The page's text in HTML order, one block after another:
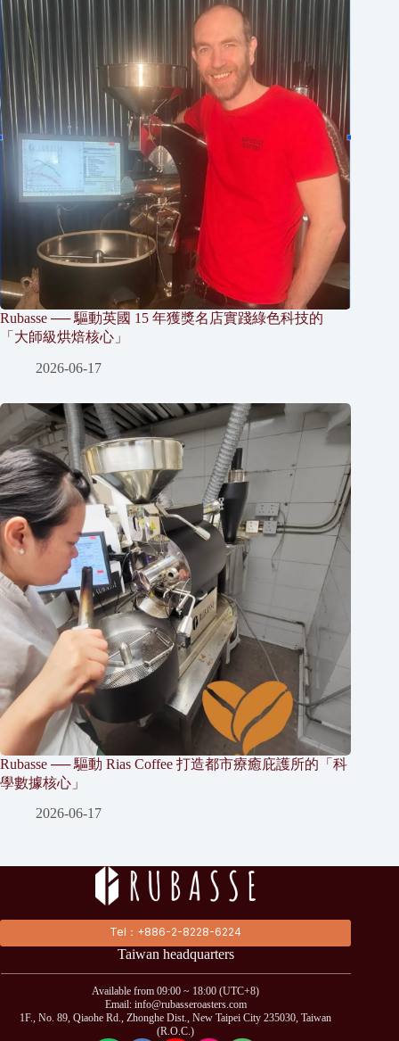
Rubasse ── 驅動英國 15 年獲獎名店實踐綠色科技的
「大師級烘焙核心」
2026-06-17
Rubasse ── 驅動 Rias Coffee 打造都市療癒庇護所的「科
學數據核心」
2026-06-17
Tel：+886-2-8228-6224
Taiwan headquarters
Available from 09:00 ~ 18:00 (UTC+8)
Email: info@rubasseroasters.com
1F., No. 89, Qiaohe Rd., Zhonghe Dist., New Taipei City 235030, Taiwan
(R.O.C.)